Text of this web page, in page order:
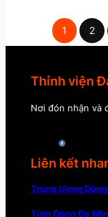
1 2
Thỉnh viện
Nơi đón nhận và
Liên kết
Trung Ương
Tỉnh Dòng Đa